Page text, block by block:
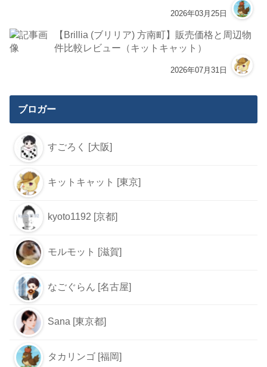
2026年03月25日
【Brillia (ブリリア) 方南町】販売価格と周辺物
件比較レビュー（キットキャット）
2026年07月31日
ブロガー
すごろく [大阪]
キットキャット [東京]
kyoto1192 [京都]
モルモット [滋賀]
なごぐらん [名古屋]
Sana [東京都]
タカリンゴ [福岡]